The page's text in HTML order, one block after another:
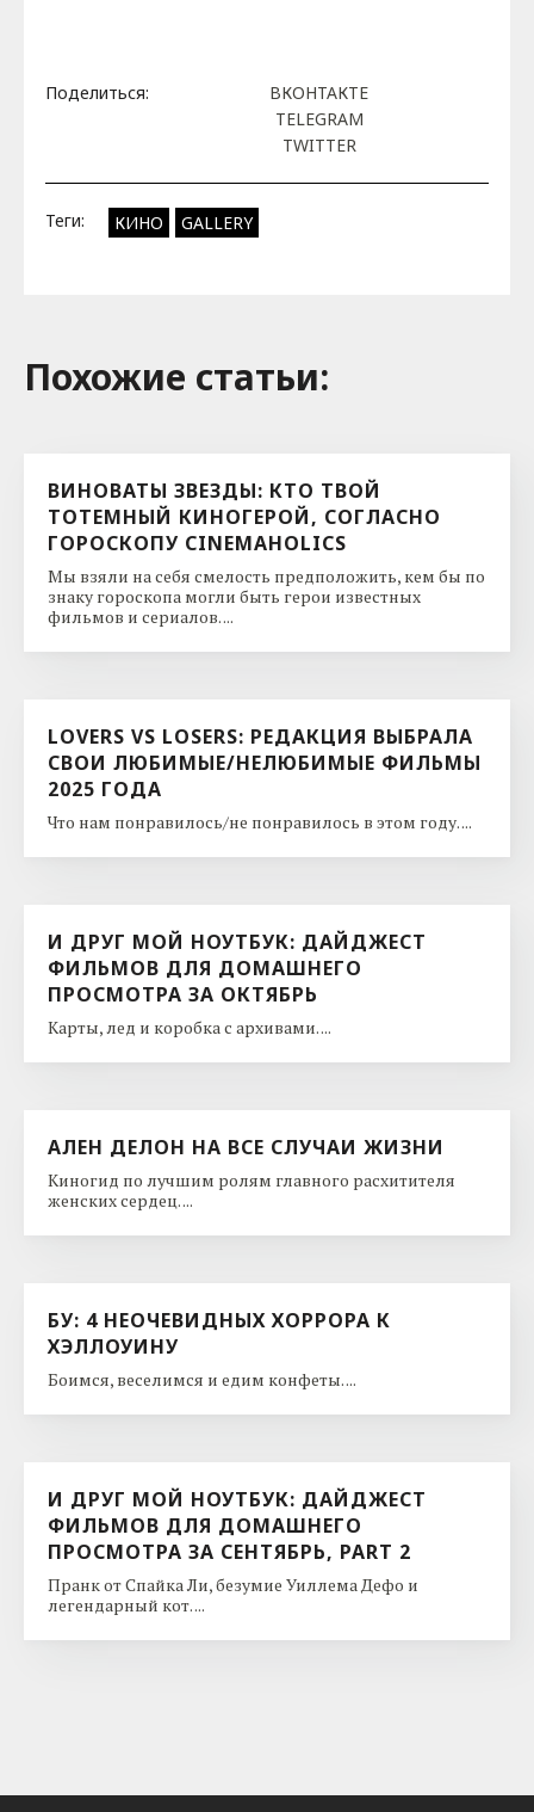
Поделиться:
ВКОНТАКТЕ
TELEGRAM
TWITTER
Теги: КИНО GALLERY
Похожие cтатьи:
ВИНОВАТЫ ЗВЕЗДЫ: КТО ТВОЙ
ТОТЕМНЫЙ КИНОГЕРОЙ, СОГЛАСНО
ГОРОСКОПУ CINEMAHOLICS
Мы взяли на себя смелость предположить, кем бы по
знаку гороскопа могли быть герои известных
фильмов и сериалов. ...
LOVERS VS LOSERS: РЕДАКЦИЯ ВЫБРАЛА
СВОИ ЛЮБИМЫЕ/НЕЛЮБИМЫЕ ФИЛЬМЫ
2025 ГОДА
Что нам понравилось/не понравилось в этом году. ...
И ДРУГ МОЙ НОУТБУК: ДАЙДЖЕСТ
ФИЛЬМОВ ДЛЯ ДОМАШНЕГО
ПРОСМОТРА ЗА ОКТЯБРЬ
Карты, лед и коробка с архивами. ...
АЛЕН ДЕЛОН НА ВСЕ СЛУЧАИ ЖИЗНИ
Киногид по лучшим ролям главного расхитителя
женских сердец. ...
БУ: 4 НЕОЧЕВИДНЫХ ХОРРОРА К
ХЭЛЛОУИНУ
Боимся, веселимся и едим конфеты. ...
И ДРУГ МОЙ НОУТБУК: ДАЙДЖЕСТ
ФИЛЬМОВ ДЛЯ ДОМАШНЕГО
ПРОСМОТРА ЗА СЕНТЯБРЬ, PART 2
Пранк от Спайка Ли, безумие Уиллема Дефо и
легендарный кот. ...